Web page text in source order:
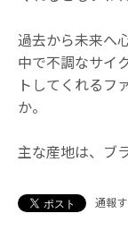
過去から未来へ
中で不調なサイ
トしてくれるフ
か。
主な産地は、ブ
通報